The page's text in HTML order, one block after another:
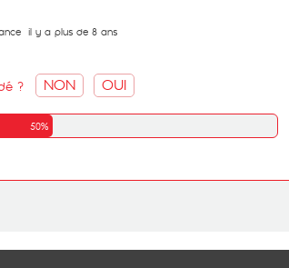
il y a plus de 8 ans
? NON OUI
50%